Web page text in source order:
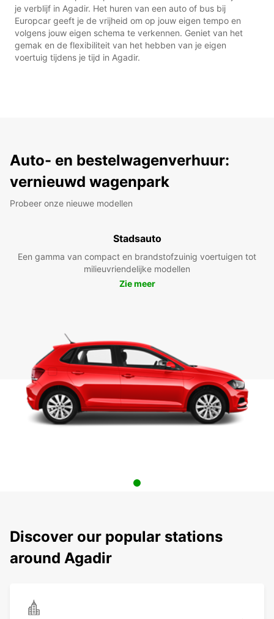
je verblijf in Agadir. Het huren van een auto of bus bij
Europcar geeft je de vrijheid om op jouw eigen tempo en
volgens jouw eigen schema te verkennen. Geniet van het
gemak en de flexibiliteit van het hebben van je eigen
voertuig tijdens je tijd in Agadir.
Auto- en bestelwagenverhuur:
vernieuwd wagenpark
Probeer onze nieuwe modellen
Stadsauto
Een gamma van compact en brandstofzuinig voertuigen tot
milieuvriendelijke modellen
Zie meer
Discover our popular stations
around Agadir